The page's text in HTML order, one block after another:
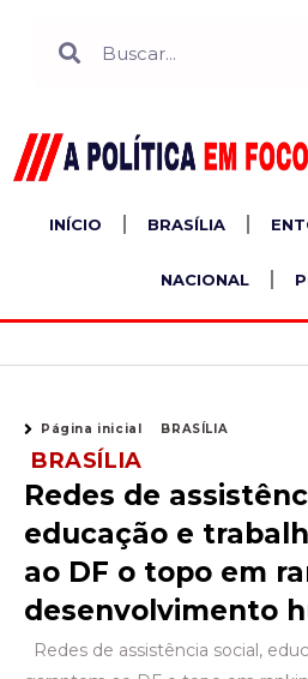
INÍCIO BRASÍLIA
NACIONAL
Página inicial BRASÍLIA
BRASÍLIA
Redes de
educação e
ao DF o topo em
desenvolvimento
Redes de assistência social,